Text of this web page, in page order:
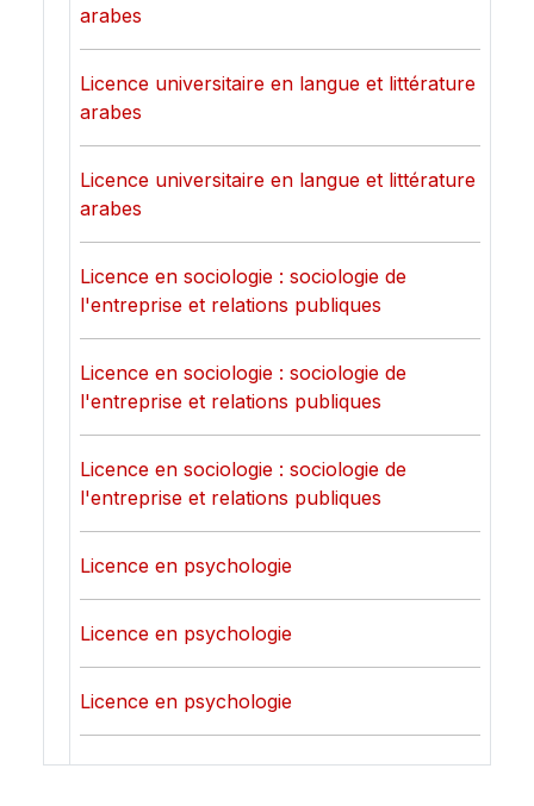
arabes
Licence universitaire en langue et littérature
arabes
Licence universitaire en langue et littérature
arabes
Licence en sociologie : sociologie de
l'entreprise et relations publiques
Licence en sociologie : sociologie de
l'entreprise et relations publiques
Licence en sociologie : sociologie de
l'entreprise et relations publiques
Licence en psychologie
Licence en psychologie
Licence en psychologie